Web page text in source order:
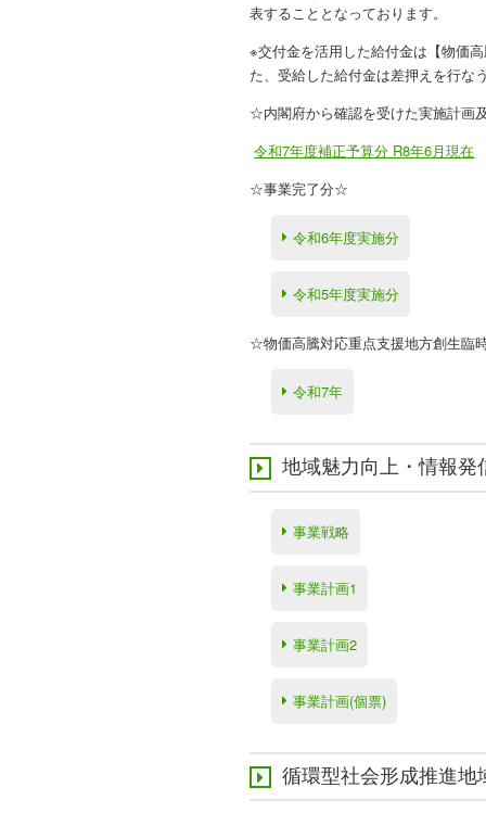
表することとなっております。
※交付金を活用した給付金は【物価
た、受給した給付金は差押えを行な
☆内閣府から確認を受けた実施計画
令和7年度補正予算分 R8年6月現在
☆事業完了分☆
令和6年度実施分
令和5年度実施分
☆物価高騰対応重点支援地方創生臨
令和7年
地域魅力向上・情報発
事業戦略
事業計画1
事業計画2
事業計画(個票)
循環型社会形成推進